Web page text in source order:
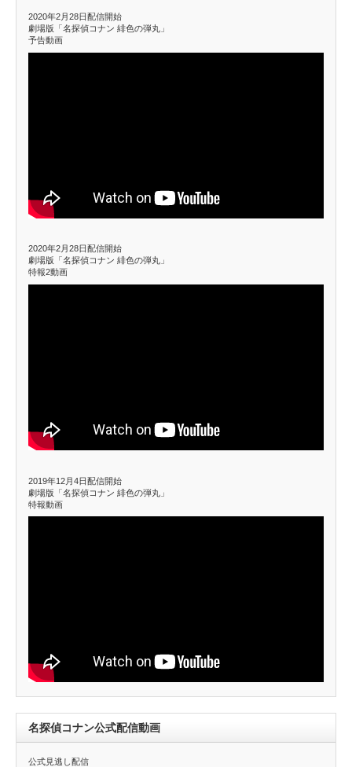
2020年2月28日配信開始
劇場版「名探偵コナン 緋色の弾丸」
予告動画
2020年2月28日配信開始
劇場版「名探偵コナン 緋色の弾丸」
特報2動画
2019年12月4日配信開始
劇場版「名探偵コナン 緋色の弾丸」
特報動画
名探偵コナン公式配信動画
公式見逃し配信